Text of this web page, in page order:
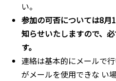
い。 ​​
参加の可否については8月
知らせいたしますので、
す。
連絡は基本的にメールで行
がメールを使用できな い